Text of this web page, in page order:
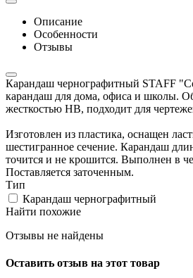
Описание
Особенности
Отзывы
Карандаш чернографитный STAFF
карандаш для дома, офиса и школы.
жесткостью HB, подходит для
Изготовлен из пластика, оснащен
шестигранное сечение. Карандаш
точится и не крошится. Выполнен в
Поставляется заточенным.
Тип
Карандаш чернографитный
Найти похожие
Отзывы не найдены
Оставить отзыв на этот товар